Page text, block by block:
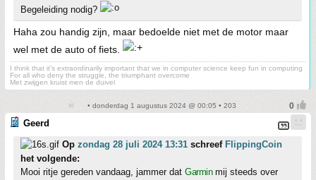
Begeleiding nodig?
Haha zou handig zijn, maar bedoelde niet met de motor maar
wel met de auto of fiets.
I think that it’s extraordinarily important that we in computer science keep fun in computing
For all who deny the struggle, the triumphant overcome
Met zwijgen kruist men de duivel
• donderdag 1 augustus 2024 @ 00:05 • 203
Geerd
Op zondag 28 juli 2024 13:31 schreef FlippingCoin
het volgende:
Mooi ritje gereden vandaag, jammer dat Garminmij steeds over